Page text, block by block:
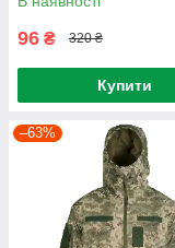
96 ₴ 320 ₴
Купити
–63%